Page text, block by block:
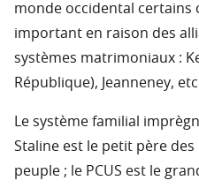
monde occidental certains
important en raison des
systèmes matrimoniaux :
République), Jeanneney,
Le système familial
Staline est le petit père
peuple ; le PCUS est le